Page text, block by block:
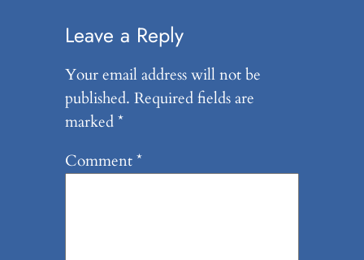
Leave a Reply
Your email address will not be
published. Required fields are
marked*
Comment*